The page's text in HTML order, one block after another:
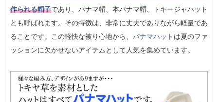
作られる帽子であり、パナマ帽、本パナマ帽、トキージャハット
とも呼ばれます。その特徴は、非常に丈夫でありながら軽量であ
ることです。この軽快な被り心地から、 パナマハット は夏のファ
ッションに欠かせないアイテムとして人気を集めています。